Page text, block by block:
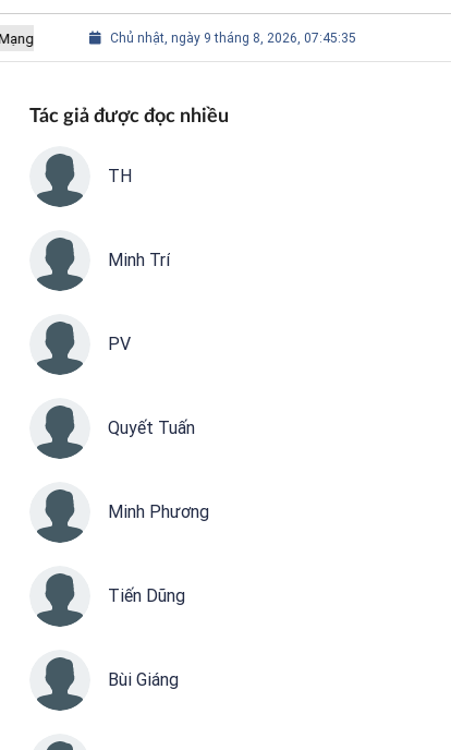
lưới các Thành phố Thủ công sáng tạo Thế giới
Chủ nhật, ngày 9 tháng 8, 2026, 07:45:36
Tác giả được đọc nhiều
TH
Minh Trí
PV
Quyết Tuấn
Minh Phương
Tiến Dũng
Bùi Giáng